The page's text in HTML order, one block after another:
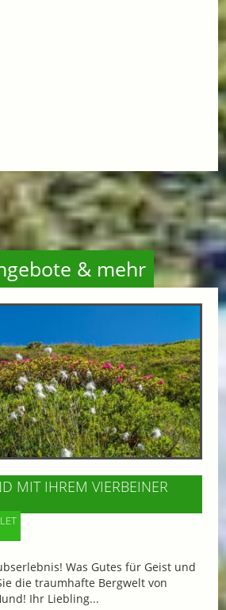
& mehr
MIT IHREM VIERBEINER
Was Gutes für Geist und
die traumhafte Bergwelt von
Ihr Liebling...